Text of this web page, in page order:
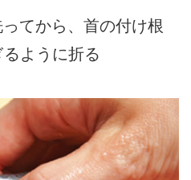
てから、首の付け根
ように折る